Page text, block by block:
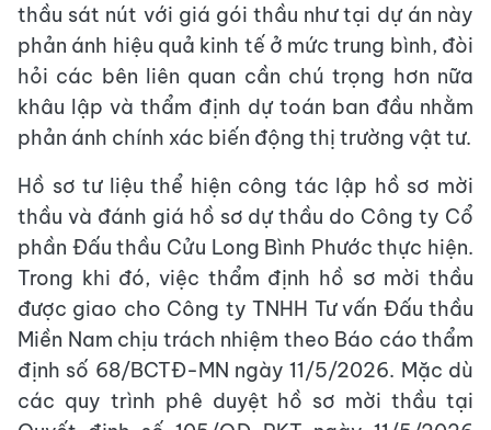
thầu sát nút với giá gói thầu như tại dự án này
phản ánh hiệu quả kinh tế ở mức trung bình, đòi
hỏi các bên liên quan cần chú trọng hơn nữa
khâu lập và thẩm định dự toán ban đầu nhằm
phản ánh chính xác biến động thị trường vật tư.
Hồ sơ tư liệu thể hiện công tác lập hồ sơ mời
thầu và đánh giá hồ sơ dự thầu do Công ty Cổ
phần Đấu thầu Cửu Long Bình Phước thực hiện.
Trong khi đó, việc thẩm định hồ sơ mời thầu
được giao cho Công ty TNHH Tư vấn Đấu thầu
Miền Nam chịu trách nhiệm theo Báo cáo thẩm
định số 68/BCTĐ-MN ngày 11/5/2026. Mặc dù
các quy trình phê duyệt hồ sơ mời thầu tại